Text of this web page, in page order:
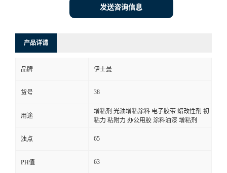
发送咨询信息
产品详请
品牌 伊士曼
货号 38
用途
增粘剂 光油增粘涂料 电子胶带 蜡改性剂 初
粘力 粘附力 办公用胶 涂料油漆 增粘剂
浊点 65
PH值 63